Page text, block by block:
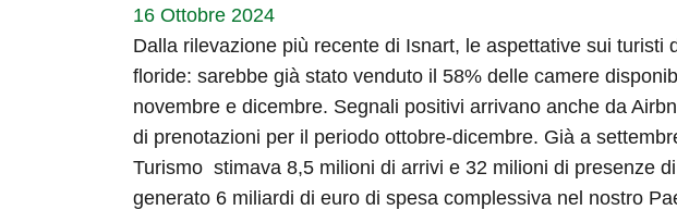
16 Ottobre 2024
Dalla rilevazione più recente di Isnart, le aspettative sui turisti
floride: sarebbe già stato venduto il 58% delle camere
novembre e dicembre. Segnali positivi arrivano anche da
di prenotazioni per il periodo ottobre-dicembre. Già a
Turismo stimava 8,5 milioni di arrivi e 32 milioni di presenze
generato 6 miliardi di euro di spesa complessiva nel nostro